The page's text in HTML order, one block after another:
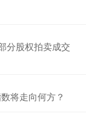
分股权拍卖成交
将走向何方？